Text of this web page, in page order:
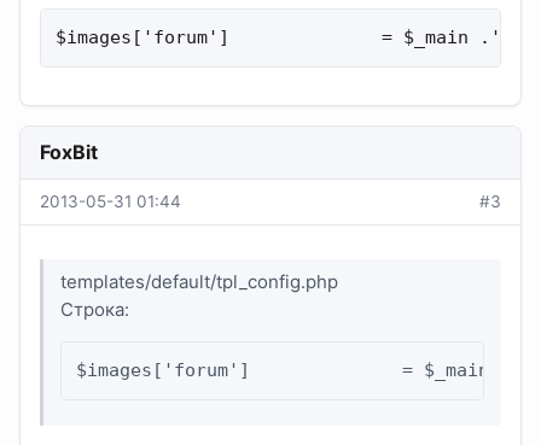
$images['forum']              = $_main
FoxBit
2013-05-31 01:44 #3
templates/default/tpl_config.php
Строка:
$images['forum']              = $_main